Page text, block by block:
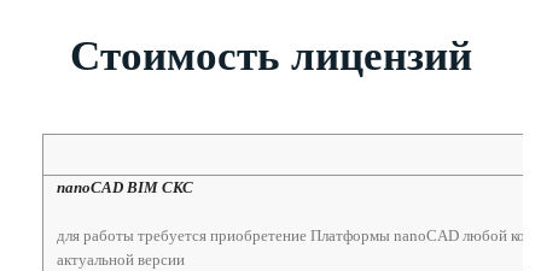
Стоимость лицензий
nanoCAD BIM СКС
для работы требуется приобретение Платформы nanoCAD любой
актуальной версии